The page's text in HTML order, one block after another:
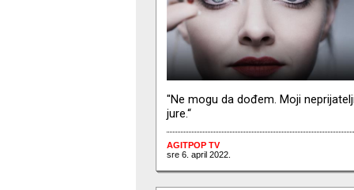
"Ne mogu da dođem. Moji
jure.“
AGITPOP TV
sre 6. april 2022.